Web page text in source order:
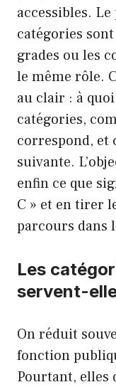
accessibles. Le
catégories
grades ou les
le même rôle.
au clair : à
catégories,
correspond, et
suivante.
enfin ce que
C » et en tirer
parcours dans
Les
servent-
On réduit
fonction
Pourtant, elles